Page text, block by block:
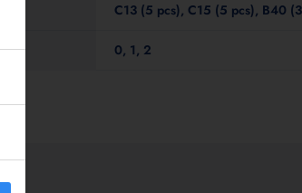
C13 (5 pcs), C15 (5 pcs), B40
0, 1, 2